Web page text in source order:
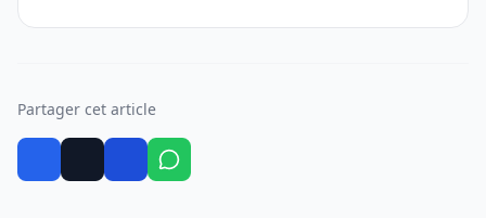
Partager cet article